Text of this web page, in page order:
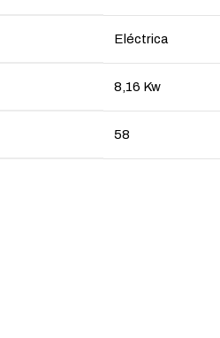
Eléctrica
8,16 Kw
58